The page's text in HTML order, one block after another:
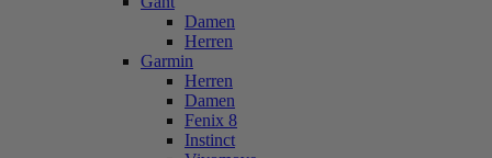
Damen
Herren
Garmin
Herren
Damen
Fenix 8
Instinct